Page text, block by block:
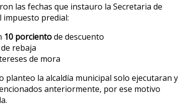
las fechas que instauro la Secretaria de
impuesto predial:
10 porcientode descuento
de rebaja
de mora
planteo la alcaldía municipal solo ejecutaran y
anteriormente, por ese motivo